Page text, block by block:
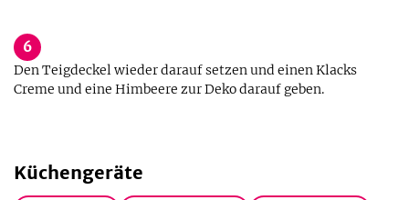
6
Den Teigdeckel wieder darauf setzen und einen Klacks
Creme und eine Himbeere zur Deko darauf geben.
Küchengeräte